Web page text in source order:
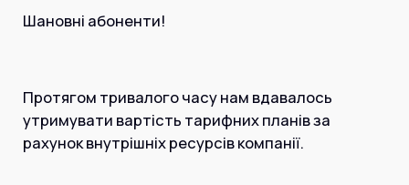
Акції
Відеонагляд
Про нас
Допомога
Контакти
Шановні абоненти!
Протягом тривалого часу нам вдавалось
утримувати вартість тарифних планів за
рахунок внутрішніх ресурсів компанії.